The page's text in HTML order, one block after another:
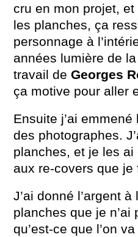
cru en mon projet,
les planches, ça
personnage à
années lumière de
travail de Georges
ça motive pour aller
Ensuite j’ai
des photographes.
planches, et je les ai
aux re-covers que je
J’ai donné l’argent à
planches que je n’ai
qu’est-ce que l’on